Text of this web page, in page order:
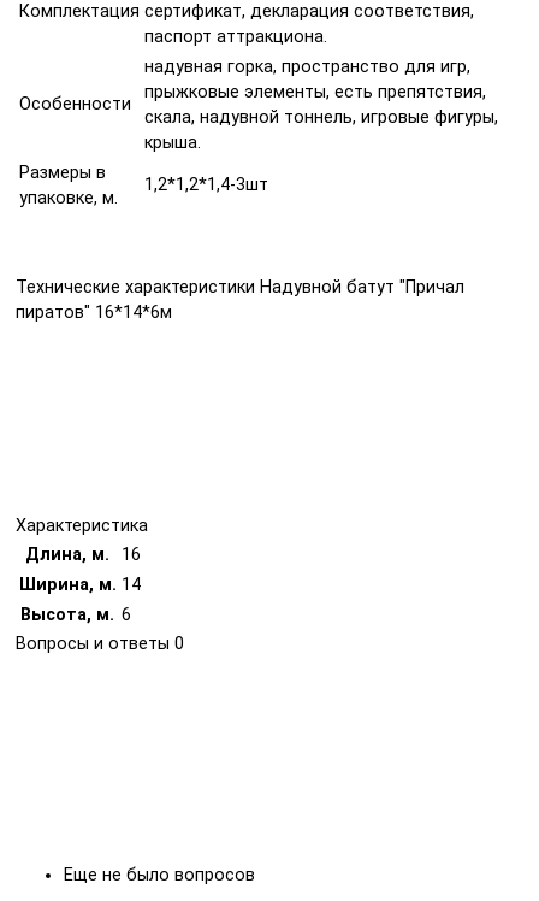
Комплектация сертификат, декларация соответствия,
паспорт аттракциона.
Особенности
надувная горка, пространство для игр,
прыжковые элементы, есть препятствия,
скала, надувной тоннель, игровые фигуры,
крыша.
Размеры в
упаковке, м.
1,2*1,2*1,4-3шт
Технические характеристики Надувной батут "Причал
пиратов" 16*14*6м
Характеристика
Длина, м.
16
Ширина, м. 14
Высота, м. 6
Вопросы и ответы 0
Еще не было вопросов